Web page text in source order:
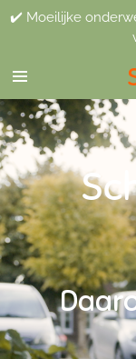
Ga
de
hoofdinhoud
✔️ Moeilijke